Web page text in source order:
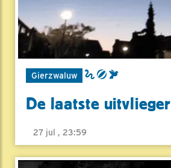
Gierzwaluw
De laatste uitvlieger
27 jul , 23:59